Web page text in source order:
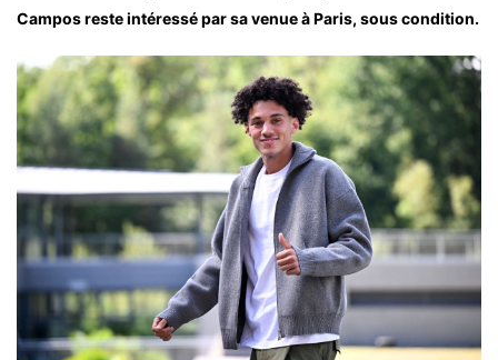
Campos reste intéressé par sa venue à Paris, sous condition.